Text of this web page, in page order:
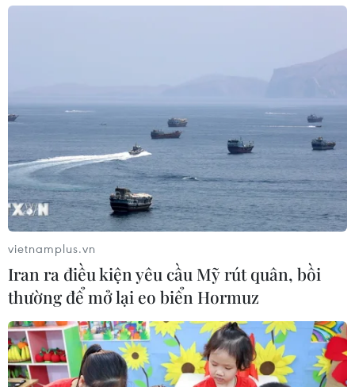
09/08/2026 08:25
Trung Quốc công bố kế hoạch phát
triển ngành hàng không dân dụng
09/08/2026 05:12
Giá gạo Việt Nam đi ngược xu hướng
với các nước xuất khẩu lớn
09/08/2026 04:23
vietnamplus.vn
Iran ra điều kiện yêu cầu Mỹ rút quân, bồi
thường để mở lại eo biển Hormuz